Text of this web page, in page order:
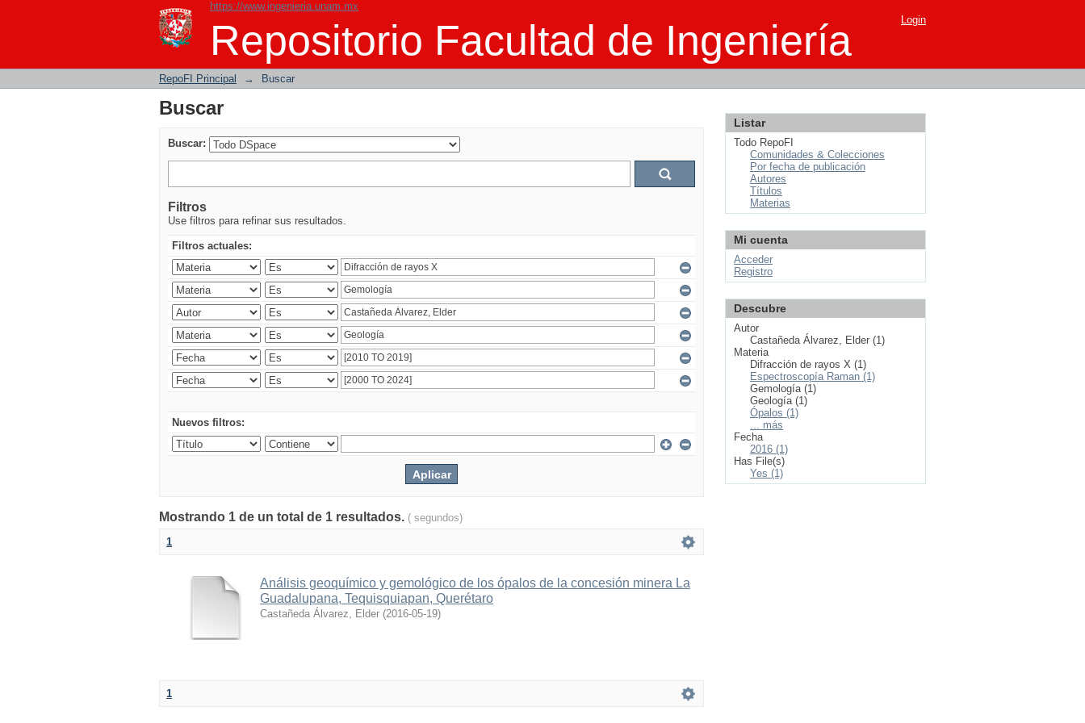
https://www.ingenieria.unam.mx
Repositorio Facultad de Ingeniería
Buscar Login
RepoFI Principal → Buscar
Buscar
Buscar:
Filtros
Use filtros para refinar sus resultados.
Filtros actuales:
Nuevos filtros:
Mostrando 1 de un total de 1 resultados. ( segundos)
1
Análisis geoquímico y gemológico de los ópalos de la concesión minera La
Guadalupana, Tequisquiapan, Querétaro
Castañeda Álvarez, Elder (2016-05-19)
1
Listar
Todo RepoFI
Comunidades & Colecciones
Por fecha de publicación
Autores
Títulos
Materias
Mi cuenta
Acceder
Registro
Descubre
Autor
Castañeda Álvarez, Elder (1)
Materia
Difracción de rayos X (1)
Espectroscopía Raman (1)
Gemología (1)
Geología (1)
Ópalos (1)
... más
Fecha
2016 (1)
Has File(s)
Yes (1)